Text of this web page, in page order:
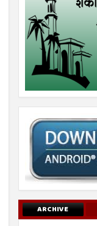
ARCHIVE